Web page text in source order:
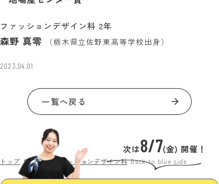
ファッションデザイン科 2年
森野 真零 （栃木県立佐野東高等学校出身）
2023.04.01
一覧へ戻る
トップ 学生作品 ファッションデザイン科 Back to blue side
次は8/7(金) 開催！